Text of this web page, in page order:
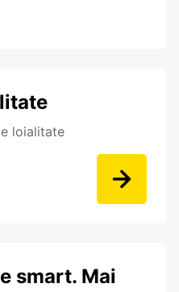
loialitate
smart. Mai